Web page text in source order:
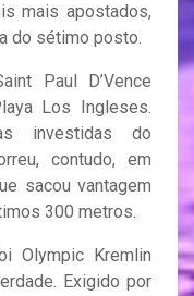
mais apostados,
do sétimo posto.
Paul D’Vence
Los Ingleses.
investidas do
contudo, em
sacou vantagem
300 metros.
Olympic Kremlin
Exigido por